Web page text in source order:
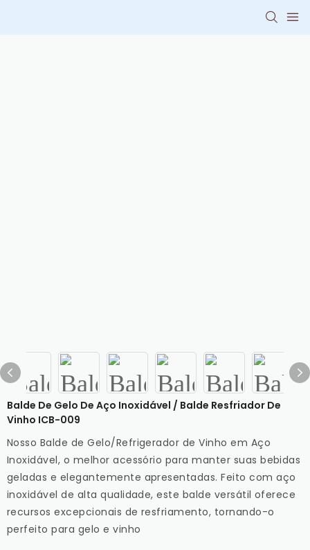
Balde De Gelo De Aço Inoxidável / Balde Resfriador De
Vinho ICB-009
Nosso Balde de Gelo/Refrigerador de Vinho em Aço
Inoxidável, o melhor acessório para manter suas bebidas
geladas e elegantemente apresentadas. Feito com aço
inoxidável de alta qualidade, este balde versátil oferece
recursos excepcionais de resfriamento, tornando-o
perfeito para gelo e vinho